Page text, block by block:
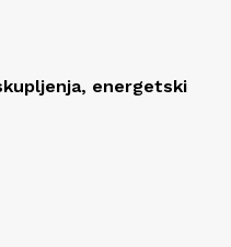
energetski